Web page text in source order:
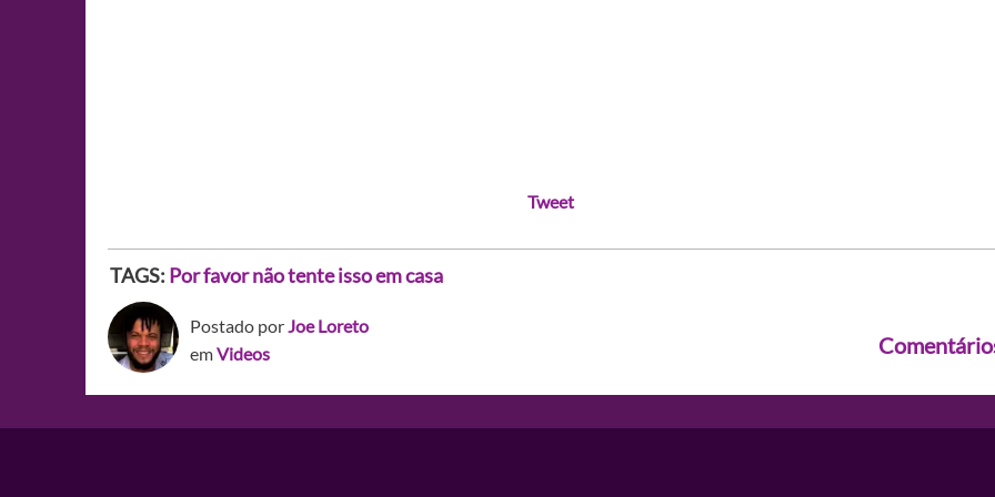
Tweet
TAGS: Por favor não tente isso em casa
Postado porJoe Loreto
emVideos